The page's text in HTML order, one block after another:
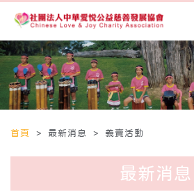
首頁 > 最新消息 > 義賣活動
最新消息